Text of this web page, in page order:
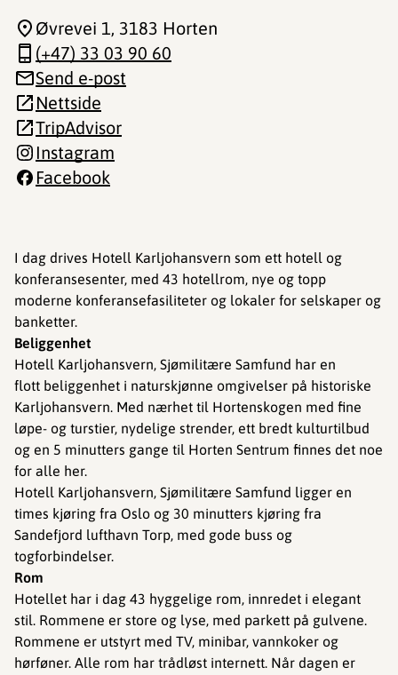
I dag drives Hotell Karljohansvern som ett hotell og
konferansesenter, med 43 hotellrom, nye og topp
moderne konferansefasiliteter og lokaler for selskaper og
banketter.
Beliggenhet
Hotell Karljohansvern, Sjømilitære Samfund har en
flott beliggenhet i naturskjønne omgivelser på historiske
Karljohansvern. Med nærhet til Hortenskogen med fine
løpe- og turstier, nydelige strender, ett bredt kulturtilbud
og en 5 minutters gange til Horten Sentrum finnes det noe
for alle her.
Hotell Karljohansvern, Sjømilitære Samfund ligger en
times kjøring fra Oslo og 30 minutters kjøring fra
Sandefjord lufthavn Torp, med gode buss og
togforbindelser.
Rom
Hotellet har i dag 43 hyggelige rom, innredet i elegant
stil. Rommene er store og lyse, med parkett på gulvene.
Rommene er utstyrt med TV, minibar, vannkoker og
hørføner. Alle rom har trådløst internett. Når dagen er
Øvrevei 1, 3183 Horten
(+47) 33 03 90 60
Send e-post
Nettside
TripAdvisor
Instagram
Facebook